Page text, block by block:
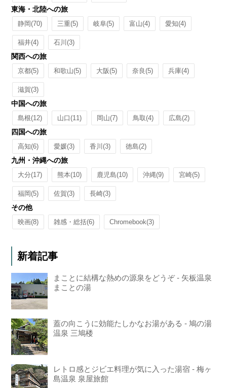
東海・北陸への旅
静岡(70) 三重(5) 岐阜(5) 富山(4) 愛知(4)
福井(4) 石川(3)
関西への旅
京都(5) 和歌山(5) 大阪(5) 奈良(5) 兵庫(4)
滋賀(3)
中国への旅
島根(12) 山口(11) 岡山(7) 鳥取(4) 広島(2)
四国への旅
高知(6) 愛媛(3) 香川(3) 徳島(2)
九州・沖縄への旅
大分(17) 熊本(10) 鹿児島(10) 沖縄(9) 宮崎(5)
福岡(5) 佐賀(3) 長崎(3)
その他
映画(8) 雑感・総括(6) Chromebook(3)
新着記事
まことに結構な熱めの源泉をどうぞ - 矢板温泉
まことの湯
蓋の向こうに効能たしかなお湯がある - 鳩の湯
温泉 三鳩楼
レトロ感とジビエ料理が気に入った湯宿 - 梅ヶ
島温泉 泉屋旅館